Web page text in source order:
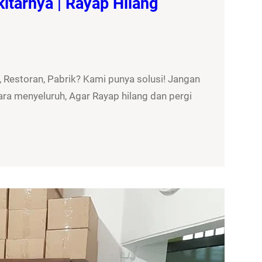
Pabrik? Kami punya solusi! Jangan
menyeluruh, Agar Rayap hilang dan pergi